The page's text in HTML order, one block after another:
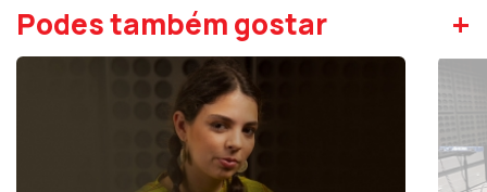
Podes também gostar +